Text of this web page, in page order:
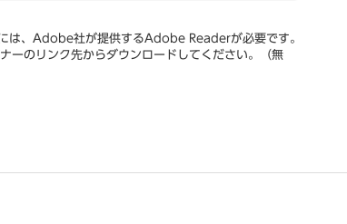
は、Adobe社が提供するAdobe Readerが必要です。
のリンク先からダウンロードしてください。（無